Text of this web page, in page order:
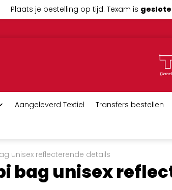
Plaats je bestelling op tijd. Texam is
Aangeleverd Textiel Transfers bestellen
unisex reflecterende details
bag unisex